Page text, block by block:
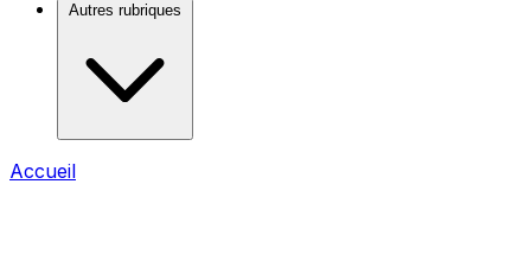
Autres rubriques
Accueil